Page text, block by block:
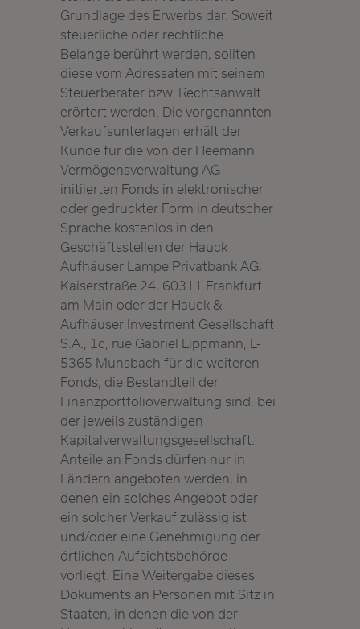
Grundlage des Erwerbs dar. Soweit
steuerliche oder rechtliche
Belange berührt werden, sollten
diese vom Adressaten mit seinem
Steuerberater bzw. Rechtsanwalt
erörtert werden. Die vorgenannten
Verkaufsunterlagen erhält der
Kunde für die von der Heemann
Vermögensverwaltung AG
initiierten Fonds in elektronischer
oder gedruckter Form in deutscher
Sprache kostenlos in den
Geschäftsstellen der Hauck
Aufhäuser Lampe Privatbank AG,
Kaiserstraße 24, 60311 Frankfurt
am Main oder der Hauck &
Aufhäuser Investment Gesellschaft
S.A., 1c, rue Gabriel Lippmann, L-
5365 Munsbach für die weiteren
Fonds, die Bestandteil der
Finanzportfolioverwaltung sind, bei
der jeweils zuständigen
Kapitalverwaltungsgesellschaft.
Anteile an Fonds dürfen nur in
Ländern angeboten werden, in
denen ein solches Angebot oder
ein solcher Verkauf zulässig ist
und/oder eine Genehmigung der
örtlichen Aufsichtsbehörde
vorliegt. Eine Weitergabe dieses
Dokuments an Personen mit Sitz in
Staaten, in denen die von der